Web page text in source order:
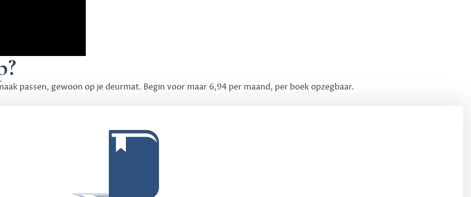
passen, gewoon op je deurmat. Begin voor maar 6,94 per maand, per boek opzegbaar.